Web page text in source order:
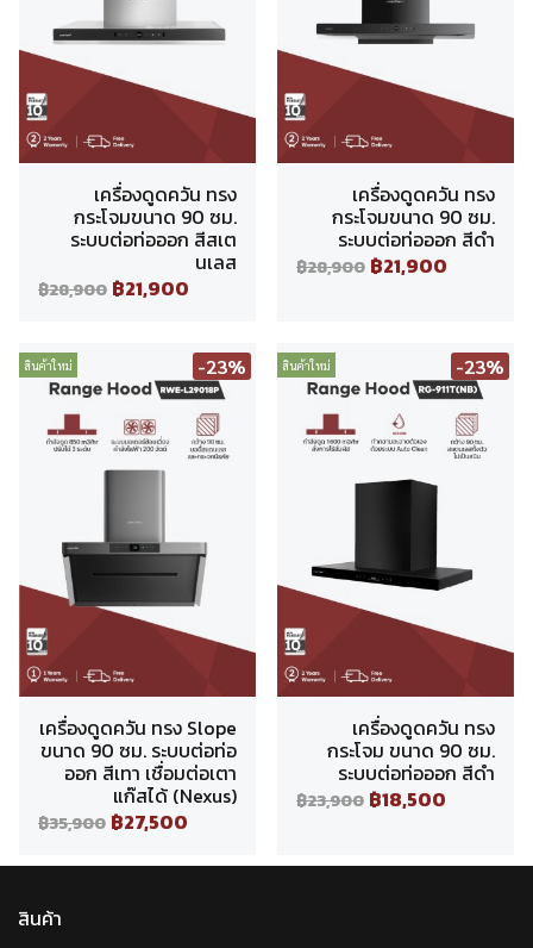
เครื่องดูดควัน ทรง
กระโจมขนาด 90 ซม.
ระบบต่อท่อออก สีสเต
นเลส
฿28,900 ฿21,900
เครื่องดูดควัน ทรง
กระโจมขนาด 90 ซม.
ระบบต่อท่อออก สีดำ
฿28,900 ฿21,900
สินค้าใหม่ -23%
เครื่องดูดควัน ทรง Slope
ขนาด 90 ซม. ระบบต่อท่อ
ออก สีเทา เชื่อมต่อเตา
แก๊สได้ (Nexus)
฿35,900 ฿27,500
สินค้าใหม่ -23%
เครื่องดูดควัน ทรง
กระโจม ขนาด 90 ซม.
ระบบต่อท่อออก สีดำ
฿23,900 ฿18,500
สินค้า